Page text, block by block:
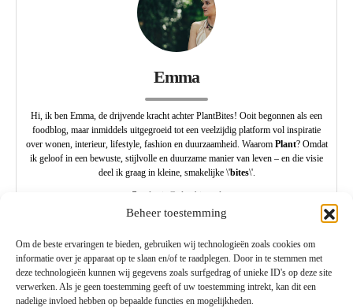
Beheer toestemming
Om de beste ervaringen te bieden, gebruiken wij technologieën zoals cookies om
informatie over je apparaat op te slaan en/of te raadplegen. Door in te stemmen met
deze technologieën kunnen wij gegevens zoals surfgedrag of unieke ID's op deze site
verwerken. Als je geen toestemming geeft of uw toestemming intrekt, kan dit een
nadelige invloed hebben op bepaalde functies en mogelijkheden.
Emma
Hi, ik ben Emma, de drijvende kracht achter PlantBites! Ooit begonnen als een
foodblog, maar inmiddels uitgegroeid tot een veelzijdig platform vol inspiratie
over wonen, interieur, lifestyle, fashion en duurzaamheid. Waarom Plant? Omdat
ik geloof in een bewuste, stijlvolle en duurzame manier van leven – en die visie
deel ik graag in kleine, smakelijke \'bites\'.
redactie@plantbites.nl